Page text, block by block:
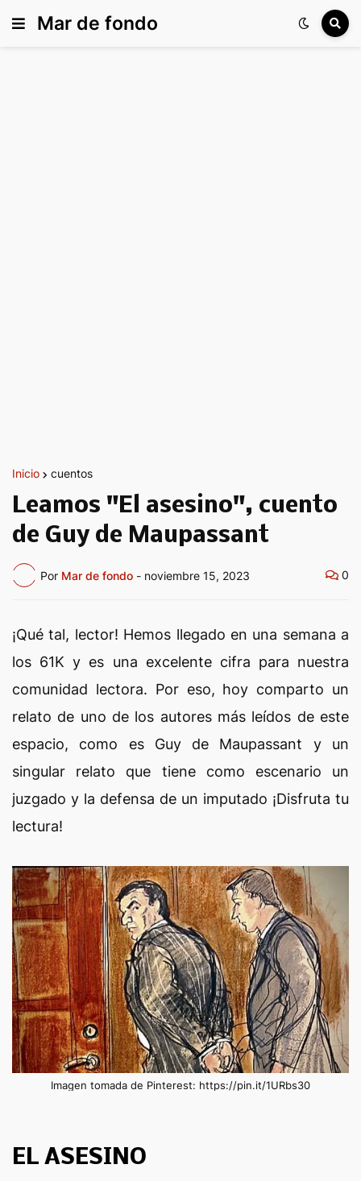
Mar de fondo
Inicio cuentos
Leamos "El asesino", cuento
de Guy de Maupassant
Por Mar de fondo - noviembre 15, 2023 0
¡Qué tal, lector! Hemos llegado en una semana a
los 61K y es una excelente cifra para nuestra
comunidad lectora. Por eso, hoy comparto un
relato de uno de los autores más leídos de este
espacio, como es Guy de Maupassant y un
singular relato que tiene como escenario un
juzgado y la defensa de un imputado ¡Disfruta tu
lectura!
Imagen tomada de Pinterest: https://pin.it/1URbs30
EL ASESINO